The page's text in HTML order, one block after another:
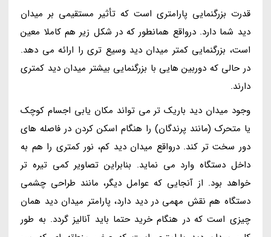
قدرت بزرگنمایی پارامتری است که تأثیر مستقیمی بر میدان
دید شما دارد. درواقع همانطور که در شکل زیر هم کاملا معین
است، بزرگنمایی کمتر میدان دید وسیع تری را ارائه می دهد.
در حالی که دوربین هایی با بزرگنمایی بیشتر میدان دید کمتری
دارند.
وجود میدان دید باریک تر می تواند مکان یابی اجسام کوچک
یا متحرک (مانند پرندگان) را هنگام اسکن کردن در فاصله های
دور سخت تر کند. درواقع میدان دید کم، نور کمتری را هم به
داخل دستگاه وارد می نماید. بنابراین تصاویر کمی تیره تر
خواهد بود. از آنجایی که عوامل دیگر، مانند طراحی چشمی
دستگاه هم نقش مهمی در دید دارد، پارامتر میدان دید همان
چیزی است که در هنگام خرید حتما باید آنالیز گردد. به طور